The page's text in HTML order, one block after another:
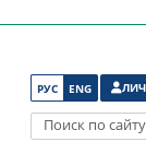
РУС ENG
Поиск по сайту